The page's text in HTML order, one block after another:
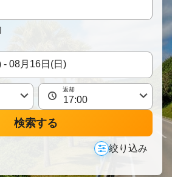
返却
検索する
絞り込み